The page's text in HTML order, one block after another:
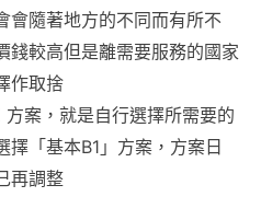
會隨著地方的不同而有所不
錢較高但是離需要服務的國家
作取捨
方案，就是自行選擇所需要的
擇「基本B1」方案，方案日
再調整